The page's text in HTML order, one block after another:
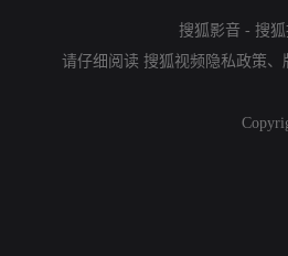
搜狐影音 - 搜
请仔细阅读 搜狐视频隐私政策、